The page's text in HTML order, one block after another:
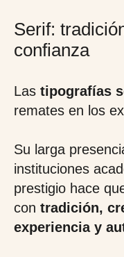
Serif:
confianza
Las tipografías
remates en los
Su larga
instituciones
prestigio hace
con tradición,
experiencia y